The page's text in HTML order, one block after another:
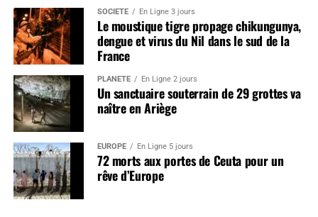
SOCIÉTÉ En Ligne 3 jours
Le moustique tigre propage chikungunya,
dengue et virus du Nil dans le sud de la
France
PLANÈTE En Ligne 2 jours
Un sanctuaire souterrain de 29 grottes va
naître en Ariège
EUROPE En Ligne 5 jours
72 morts aux portes de Ceuta pour un
rêve d’Europe